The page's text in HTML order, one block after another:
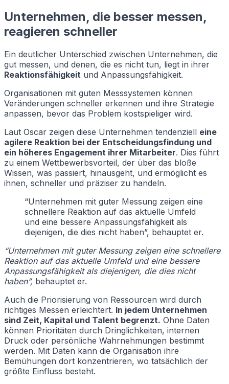
Unternehmen, die besser messen,
reagieren schneller
Ein deutlicher Unterschied zwischen Unternehmen, die
gut messen, und denen, die es nicht tun, liegt in ihrer
Reaktionsfähigkeit und Anpassungsfähigkeit.
Organisationen mit guten Messsystemen können
Veränderungen schneller erkennen und ihre Strategie
anpassen, bevor das Problem kostspieliger wird.
Laut Oscar zeigen diese Unternehmen tendenziell eine
agilere Reaktion bei der Entscheidungsfindung und
ein höheres Engagement ihrer Mitarbeiter. Dies führt
zu einem Wettbewerbsvorteil, der über das bloße
Wissen, was passiert, hinausgeht, und ermöglicht es
ihnen, schneller und präziser zu handeln.
“Unternehmen mit guter Messung zeigen eine
schnellere Reaktion auf das aktuelle Umfeld
und eine bessere Anpassungsfähigkeit als
diejenigen, die dies nicht haben”, behauptet er.
“Unternehmen mit guter Messung zeigen eine schnellere
Reaktion auf das aktuelle Umfeld und eine bessere
Anpassungsfähigkeit als diejenigen, die dies nicht
haben”, behauptet er.
Auch die Priorisierung von Ressourcen wird durch
richtiges Messen erleichtert. In jedem Unternehmen
sind Zeit, Kapital und Talent begrenzt. Ohne Daten
können Prioritäten durch Dringlichkeiten, internen
Druck oder persönliche Wahrnehmungen bestimmt
werden. Mit Daten kann die Organisation ihre
Bemühungen dort konzentrieren, wo tatsächlich der
größte Einfluss besteht.